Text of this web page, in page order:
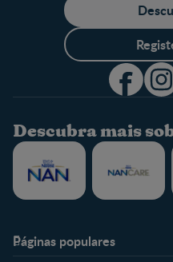
Descubra mais
Páginas populares